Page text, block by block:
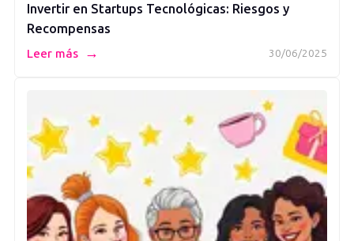
Invertir en Startups Tecnológicas: Riesgos y
Recompensas
30/06/2025
Leer más →